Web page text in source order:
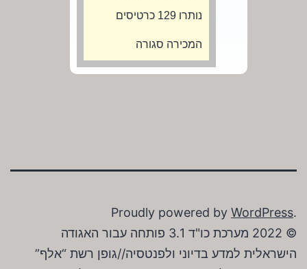
נותרו 129 כרטיסים
המכירה סגורה
Proudly powered by WordPress.
© 2022 מערכת כו"ד 3.1 פותחה עבור האגודה
הישראלית למדע בדיוני ולפנטסיה//גופן רשת “אלף”